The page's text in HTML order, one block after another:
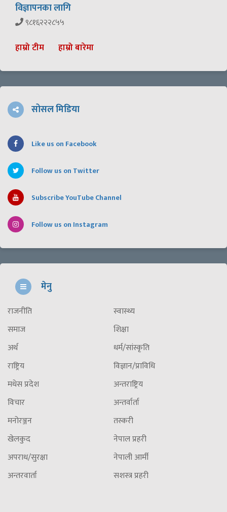
विज्ञापनका लागि
९८१६२२२८५५
हाम्रो टीम हाम्रो बारेमा
सोसल मिडिया
Like us on Facebook
Follow us on Twitter
Subscribe YouTube Channel
Follow us on Instagram
मेनु
राजनीति
समाज
अर्थ
राष्ट्रिय
मधेस प्रदेश
विचार
मनोरञ्जन
खेलकुद
अपराध/सुरक्षा
अन्तरवार्ता
स्वास्थ्य
शिक्षा
धर्म/सांस्कृति
विज्ञान/प्राविधि
अन्तराष्ट्रिय
अन्तर्वार्ता
तस्करी
नेपाल प्रहरी
नेपाली आर्मी
सशस्त्र प्रहरी